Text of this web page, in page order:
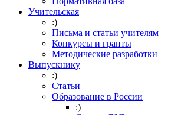
Учительская
:)
Письма и статьи учителям
Конкурсы и гранты
Методические разработки
Выпускнику
:)
Статьи
Образование в России
:)